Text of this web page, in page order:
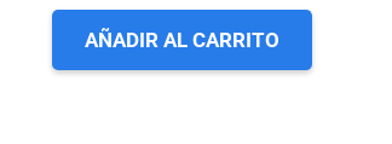
AÑADIR AL CARRITO